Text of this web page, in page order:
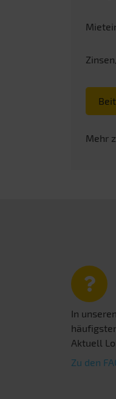
Mehr
In
Aktuell
Zu den